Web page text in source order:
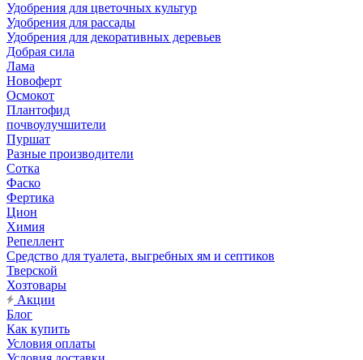
Удобрения для цветочных культур
Удобрения для рассады
Удобрения для декоративных деревьев
Добрая сила
Лама
Новоферт
Осмокот
Плантофид
почвоулучшители
Пуршат
Разные производители
Сотка
Фаско
Фертика
Цион
Химия
Репеллент
Средство для туалета, выгребных ям и септиков
Тверской
Хозтовары
Акции
Блог
Как купить
Условия оплаты